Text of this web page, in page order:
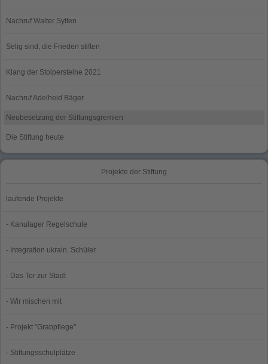
Nachruf Walter Sylten
Selig sind, die Frieden stiften
Klang der Stolpersteine 2021
Nachruf Adelheid Bäger
Neubesetzung der Stiftungsgremien
Die Stiftung heute
Projekte der Stiftung
laufende Projekte
- Kanulager Regelschule
- Integration ukrain. Schüler
- Das Tor zur Stadt
- Wir mischen mit
- Projekt "Grabpflege"
- Stiftungsschulplätze